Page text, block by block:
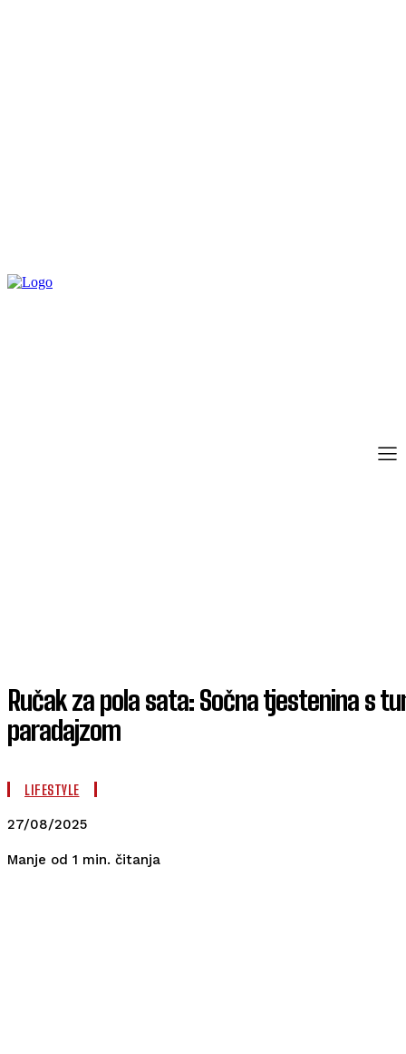
Ručak za pola sata: Sočna tjestenina s
paradajzom
LIFESTYLE
27/08/2025
Manje od 1 min. čitanja